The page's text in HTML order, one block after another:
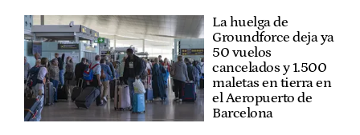
La huelga de
Groundforce deja ya
50 vuelos
cancelados y 1.500
maletas en tierra en
el Aeropuerto de
Barcelona